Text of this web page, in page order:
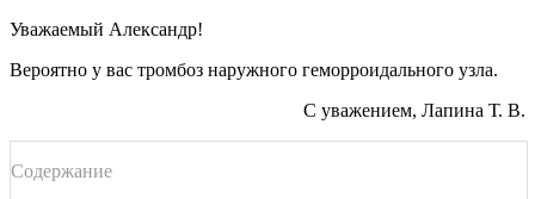
Уважаемый Александр!
Вероятно у вас тромбоз наружного геморроидального узла.
С уважением, Лапина Т. В.
Содержание